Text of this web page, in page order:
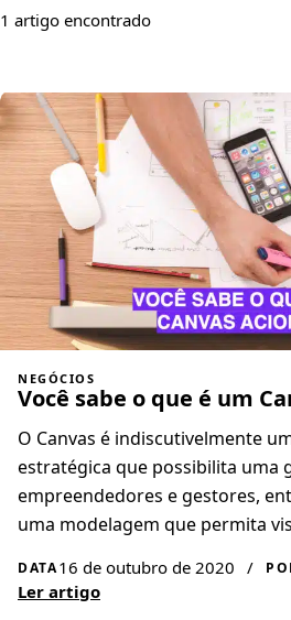
1 artigo encontrado
NEGÓCIOS
Você sabe o que é um
O Canvas é indiscutivelmente
estratégica que possibilita uma
empreendedores e gestores,
uma modelagem que permita
DATA16 de outubro de 2020 /
Ler artigo